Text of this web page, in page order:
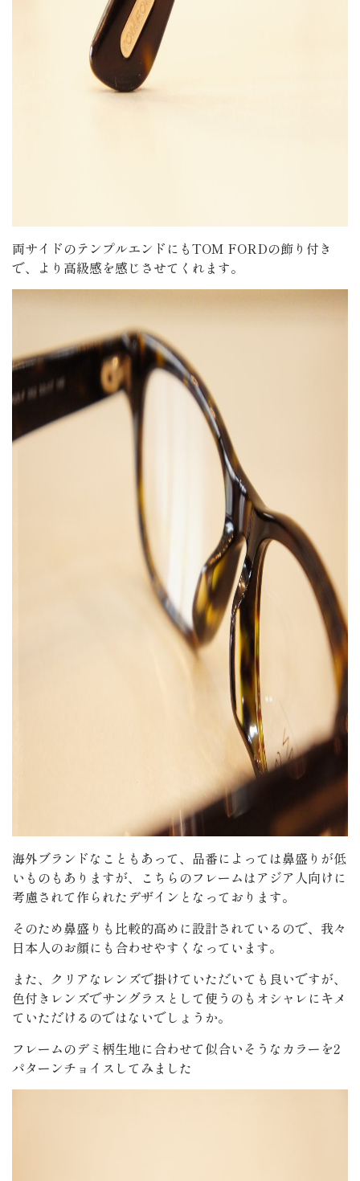
両サイドのテンプルエンドにもTOM FORDの飾り付き
で、より高級感を感じさせてくれます。
海外ブランドなこともあって、品番によっては鼻盛りが低
いものもありますが、こちらのフレームはアジア人向けに
考慮されて作られたデザインとなっております。
そのため鼻盛りも比較的高めに設計されているので、我々
日本人のお顔にも合わせやすくなっています。
また、クリアなレンズで掛けていただいても良いですが、
色付きレンズでサングラスとして使うのもオシャレにキメ
ていただけるのではないでしょうか。
フレームのデミ柄生地に合わせて似合いそうなカラーを2
パターンチョイスしてみました